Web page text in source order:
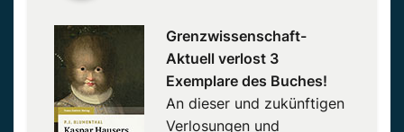
Grenzwissenschaft-
Aktuell verlost 3
Exemplare des Buches!
An dieser und zukünftigen
Verlosungen und